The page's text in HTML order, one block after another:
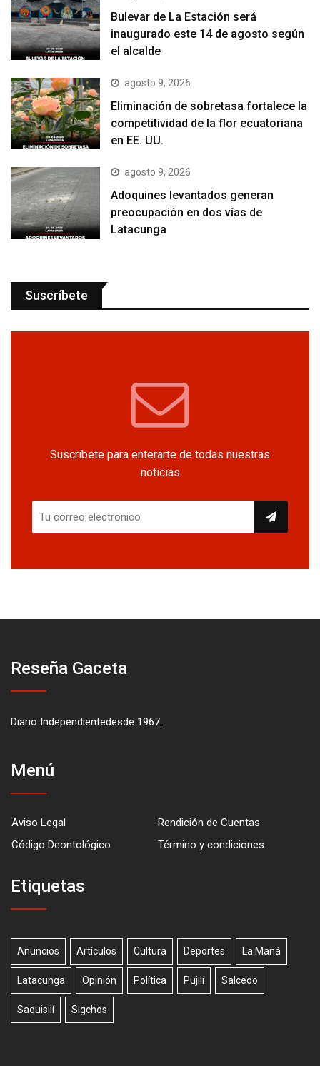
Bulevar de La Estación será
inaugurado este 14 de agosto según
el alcalde
agosto 9, 2026
Eliminación de sobretasa fortalece la
competitividad de la flor ecuatoriana
en EE. UU.
agosto 9, 2026
Adoquines levantados generan
preocupación en dos vías de
Latacunga
Suscríbete
Suscríbete para enterarte de todas nuestras
noticias
Reseña Gaceta
Diario Independientedesde 1967.
Menú
Aviso Legal
Rendición de Cuentas
Código Deontológico
Término y condiciones
Etiquetas
Anuncios Artículos Cultura Deportes La Maná
Latacunga Opinión Política Pujilí Salcedo
Saquisilí Sigchos